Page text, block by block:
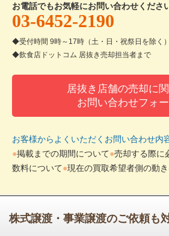
お電話でもお気軽にお問い合わせくださ
03-6452-2190
受付時間 9時～17時（土・日・祝祭日を除く）
飲食店ドットコム 居抜き売却担当者まで
居抜き店舗の売却に
お問い合わせフォ
お客様からよくいただくお問い合わせ内
掲載までの期間について 売却する際に
数料について 現在の買取希望者側の動
株式譲渡・事業譲渡のご依頼も